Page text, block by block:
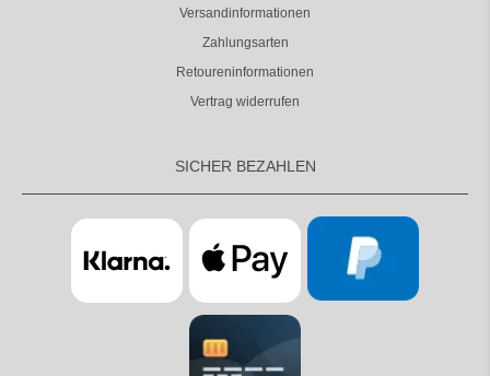
Versandinformationen
Zahlungsarten
Retoureninformationen
Vertrag widerrufen
SICHER BEZAHLEN